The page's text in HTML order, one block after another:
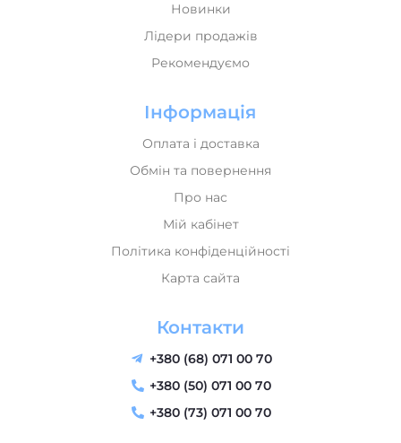
Мій кабінет
Політика конфіденційності
Карта сайта
Контакти
+380 (68) 071 00 70
+380 (50) 071 00 70
+380 (73) 071 00 70
send@music-house.in.ua
Пн-Пт: 09:30–18:30
Сб: 10:00–16:00
Нд: Вихідний